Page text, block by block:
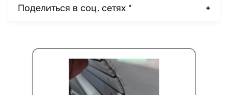
Поделиться в соц. сетях *